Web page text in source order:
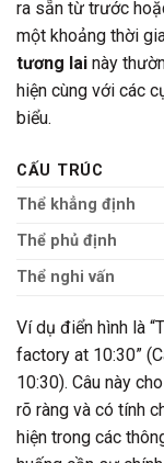
ra sẵn từ trước
một khoảng thời
tương lai này
hiện cùng với các
biểu.
CẤU TRÚC
Thể khẳng định
Thể phủ định
Thể nghi vấn
Ví dụ điển hình là
factory at 10:30”
10:30). Câu này
rõ ràng và có tính
hiện trong các